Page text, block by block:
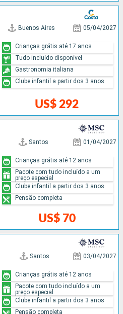
Buenos Aires 05/04/2027
US$ 292
Crianças grátis até 17 anos
Tudo incluído disponível
Gastronomia italiana
Clube infantil a partir dos 3 anos
Santos 01/04/2027
US$ 70
Crianças grátis até 12 anos
Pacote com tudo incluído a um
preço especial
Clube infantil a partir dos 3 anos
Pensão completa
Santos 03/04/2027
Crianças grátis até 12 anos
Pacote com tudo incluído a um
preço especial
Clube infantil a partir dos 3 anos
Pensão completa